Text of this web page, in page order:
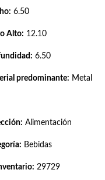
6.50
Alto: 12.10
6.50
predominante: Metal
Alimentación
Bebidas
29729